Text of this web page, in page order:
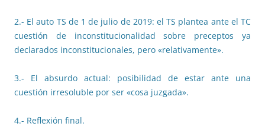
2.- El auto TS de 1 de julio de 2019: el TS plantea ante el TC
cuestión de inconstitucionalidad sobre preceptos ya
declarados inconstitucionales, pero «relativamente».
3.- El absurdo actual: posibilidad de estar ante una
cuestión irresoluble por ser «cosa juzgada».
4.- Reflexión final.